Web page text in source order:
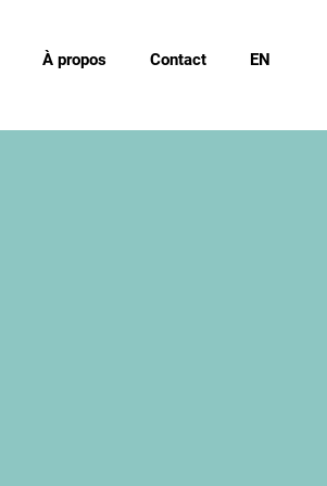
À propos Contact EN